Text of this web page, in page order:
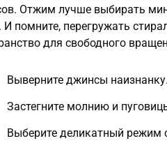
Отжим лучше выбирать
И помните, перегружать
для свободного
Выверните джинсы наизнанку.
Застегните молнию и
Выберите деликатный режим